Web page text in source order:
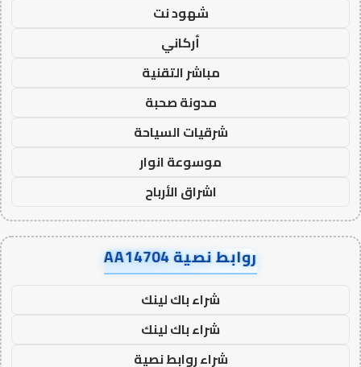
شهود نت
أركاني
مباشر التقنية
مدونة صحبة
شرقيات السياحة
موسوعة انوار
اشراق الأرباح
روابط نصية AA14704
شراء باك لينك
شراء باك لينك
شراء روابط نصية